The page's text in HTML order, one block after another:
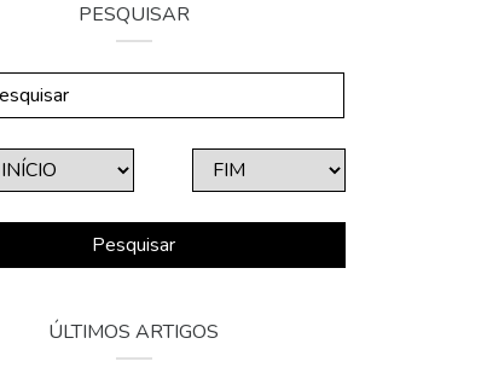
PESQUISAR
Pesquisar
ÚLTIMOS ARTIGOS